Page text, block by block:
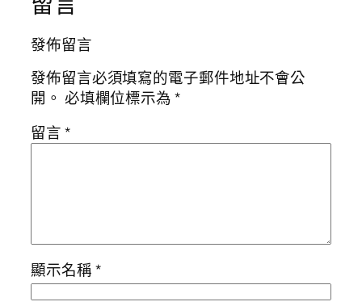
發佈留言
發佈留言必須填寫的電子郵件地址不會公
開。 必填欄位標示為*
留言*
顯示名稱*